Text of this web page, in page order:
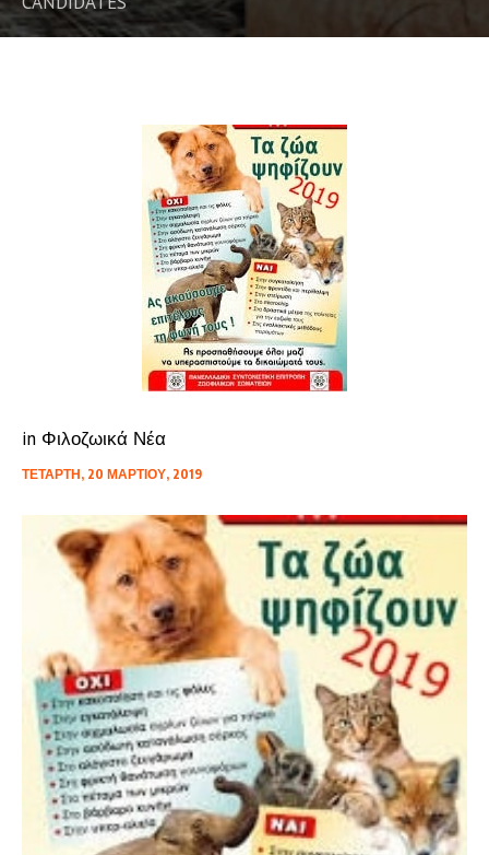
in Φιλοζωικά Νέα
ΤΕΤΆΡΤΗ, 20 ΜΑΡΤΊΟΥ, 2019